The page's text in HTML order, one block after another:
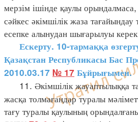
мерзім ішінде қаулы
сәйкес әкімшілік жаза
есепке алынудан шығарылуы
Ескерту. 10-тармаққа
Қазақстан Республикасы Бас
2010.03.17 № 17 Бұйрығымен.
11. Әкімшілік жауаптылыққа
жасқа толмағандар туралы
тағу туралы қаулының